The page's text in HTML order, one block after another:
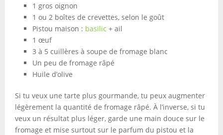
1 gros oignon
1 ou 2 boîtes de crevettes, selon le goût
Pistou maison : basilic + ail
1 œuf
3 à 5 cuillères à soupe de fromage blanc
Un peu de fromage râpé
Huile d’olive
Si tu veux une tarte plus gourmande, tu peux augmenter
légèrement la quantité de fromage râpé. À l’inverse, si tu
veux un résultat plus léger, garde une main douce sur le
fromage et mise surtout sur le parfum du pistou et la